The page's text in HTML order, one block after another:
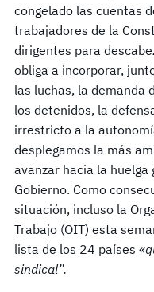
congelado las cuentas
trabajadores de la
dirigentes para
obliga a incorporar,
las luchas, la demanda
los detenidos, la
irrestricto a la
desplegamos la más
avanzar hacia la
Gobierno. Como
situación, incluso la
Trabajo (OIT) esta
lista de los 24 países
sindical”.